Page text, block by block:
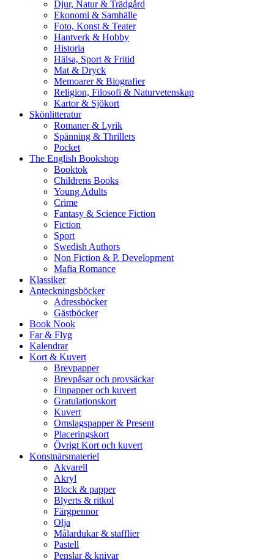
Djur, Natur & Trädgård
Ekonomi & Samhälle
Foto, Konst & Teater
Hantverk & Hobby
Historia
Hälsa, Sport & Fritid
Mat & Dryck
Memoarer & Biografier
Religion, Filosofi & Naturvetenskap
Kartor & Sjökort
Skönlitteratur
Romaner & Lyrik
Spänning & Thrillers
Pocket
The English Bookshop
Booktok
Childrens Books
Young Adults
Crime
Fantasy & Science Fiction
Fiction
Sport
Swedish Authors
Non Fiction & P. Development
Mafia Romance
Klassiker
Anteckningsböcker
Adressböcker
Gästböcker
Book Nook
Far & Flyg
Kalendrar
Kort & Kuvert
Brevpapper
Brevpåsar och provsäckar
Finpapper och kuvert
Gratulationskort
Kuvert
Omslagspapper & Present
Placeringskort
Övrigt Kort och kuvert
Konstnärsmateriel
Akvarell
Akryl
Block & papper
Blyerts & ritkol
Färgpennor
Olja
Målardukar & stafflier
Pastell
Penslar & knivar